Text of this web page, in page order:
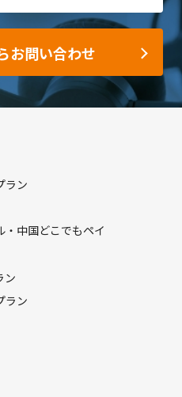
お問い合わせ
ラン
・中国どこでもペイ
ン
ラン